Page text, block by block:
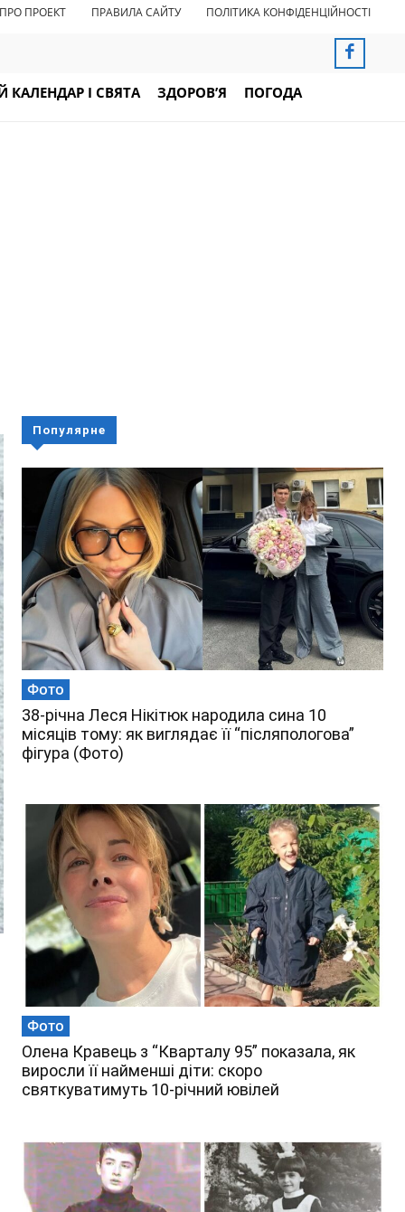
ПРО ПРОЕКТ ПРАВИЛА САЙТУ ПОЛІТИКА КОНФІДЕНЦІЙНОСТІ
КАЛЕНДАР І СВЯТА ЗДОРОВ’Я ПОГОДА
Популярне
Фото
38-річна Леся Нікітюк народила сина 10
місяців тому: як виглядає її “післяпологова”
фігура (Фото)
Фото
Олена Кравець з “Кварталу 95” показала, як
виросли її найменші діти: скоро
святкуватимуть 10-річний ювілей